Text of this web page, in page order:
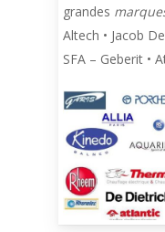
grandes
Altech • Jacob
SFA – Geberit •